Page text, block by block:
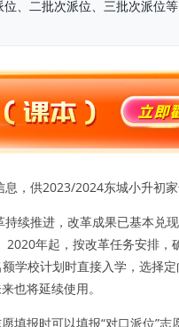
、二批次派位、三批次派位
，供2023/2024东城小升初家
续推进，改革成果已基本兑
2020年起，按改革任务安排，
学校计划时直接入学，选择
也将延续使用。
填报时可以填报“对口派位”志